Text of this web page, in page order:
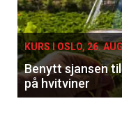
single
KURS I OSLO, 26.
Benytt sjansen
på hvitviner